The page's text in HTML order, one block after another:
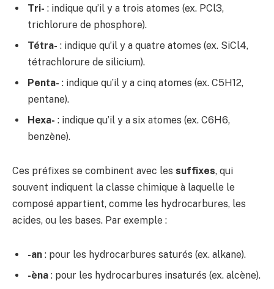
Tri- : indique qu’il y a trois atomes (ex. PCl3,
trichlorure de phosphore).
Tétra- : indique qu’il y a quatre atomes (ex. SiCl4,
tétrachlorure de silicium).
Penta- : indique qu’il y a cinq atomes (ex. C5H12,
pentane).
Hexa- : indique qu’il y a six atomes (ex. C6H6,
benzène).
Ces préfixes se combinent avec les suffixes, qui
souvent indiquent la classe chimique à laquelle le
composé appartient, comme les hydrocarbures, les
acides, ou les bases. Par exemple :
-an : pour les hydrocarbures saturés (ex. alkane).
-èna : pour les hydrocarbures insaturés (ex. alcène).